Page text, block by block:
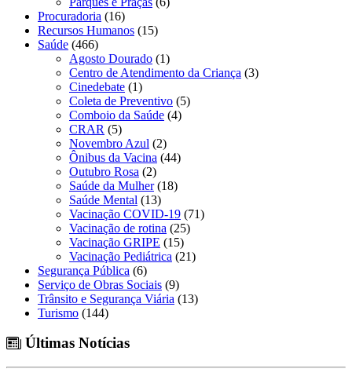
Procuradoria (16)
Recursos Humanos (15)
Saúde (466)
Agosto Dourado (1)
Centro de Atendimento da Criança (3)
Cinedebate (1)
Coleta de Preventivo (5)
Comboio da Saúde (4)
CRAR (5)
Novembro Azul (2)
Ônibus da Vacina (44)
Outubro Rosa (2)
Saúde da Mulher(18)
Saúde Mental (13)
Vacinação COVID-19 (71)
Vacinação de rotina (25)
Vacinação GRIPE (15)
Vacinação Pediátrica (21)
Segurança Pública (6)
Serviço de Obras Sociais (9)
Trânsito e Segurança Viária (13)
Turismo (144)
Últimas Notícias